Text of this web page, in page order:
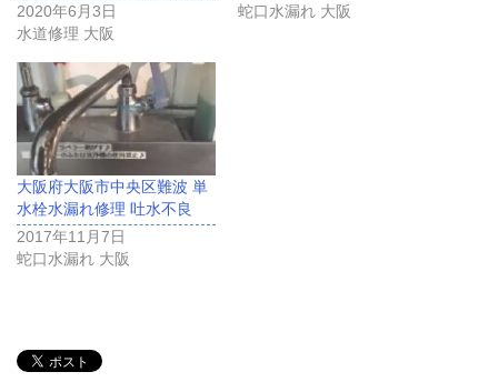
2020年6月3日
水道修理 大阪
蛇口水漏れ 大阪
大阪府大阪市中央区難波 単
水栓水漏れ修理 吐水不良
2017年11月7日
蛇口水漏れ 大阪